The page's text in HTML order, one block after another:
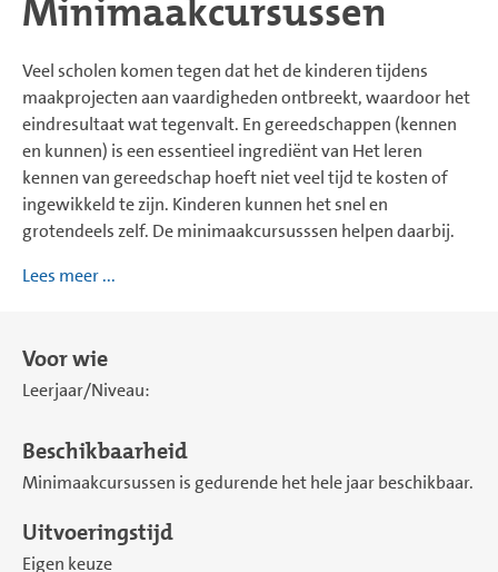
Minimaakcursussen
Veel scholen komen tegen dat het de kinderen tijdens
maakprojecten aan vaardigheden ontbreekt, waardoor het
eindresultaat wat tegenvalt. En gereedschappen (kennen
en kunnen) is een essentieel ingrediënt van Het leren
kennen van gereedschap hoeft niet veel tijd te kosten of
ingewikkeld te zijn. Kinderen kunnen het snel en
grotendeels zelf. De minimaakcursusssen helpen daarbij.
Lees meer ...
Voor wie
Leerjaar/Niveau:
Beschikbaarheid
Minimaakcursussen is gedurende het hele jaar beschikbaar.
Uitvoeringstijd
Eigen keuze